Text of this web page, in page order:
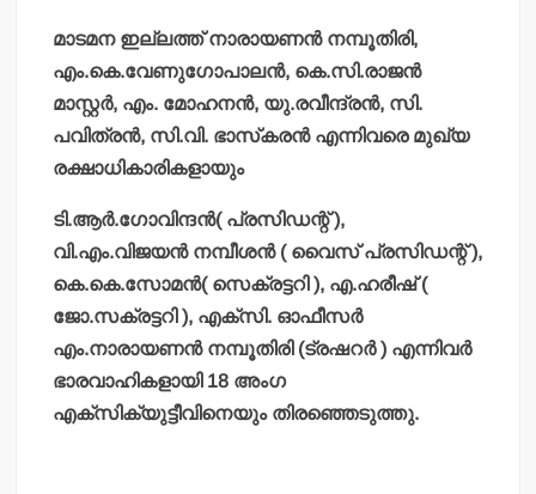
മാടമന ഇല്ലത്ത് നാരായണന്‍ നമ്പൂതിരി,
എം.കെ.വേണുഗോപാലന്‍, കെ.സി.രാജന്‍
മാസ്റ്റര്‍, എം. മോഹനന്‍, യു.രവീന്ദ്രന്‍, സി.
പവിത്രന്‍, സി.വി. ഭാസ്‌കരന്‍ എന്നിവരെ മുഖ്യ
രക്ഷാധികാരികളായും
ടി.ആര്‍.ഗോവിന്ദന്‍( പ്രസിഡന്റ് ),
വി.എം.വിജയന്‍ നമ്പീശന്‍ ( വൈസ് പ്രസിഡന്റ് ),
കെ.കെ.സോമന്‍( സെക്രട്ടറി ), എ.ഹരീഷ് (
ജോ.സക്രട്ടറി ), എക്സി. ഓഫീസര്‍
എം.നാരായണന്‍ നമ്പൂതിരി (ട്രഷറര്‍ ) എന്നിവര്‍
ഭാരവാഹികളായി 18 അംഗ
എക്സിക്യുട്ടീവിനെയും തിരഞ്ഞെടുത്തു.